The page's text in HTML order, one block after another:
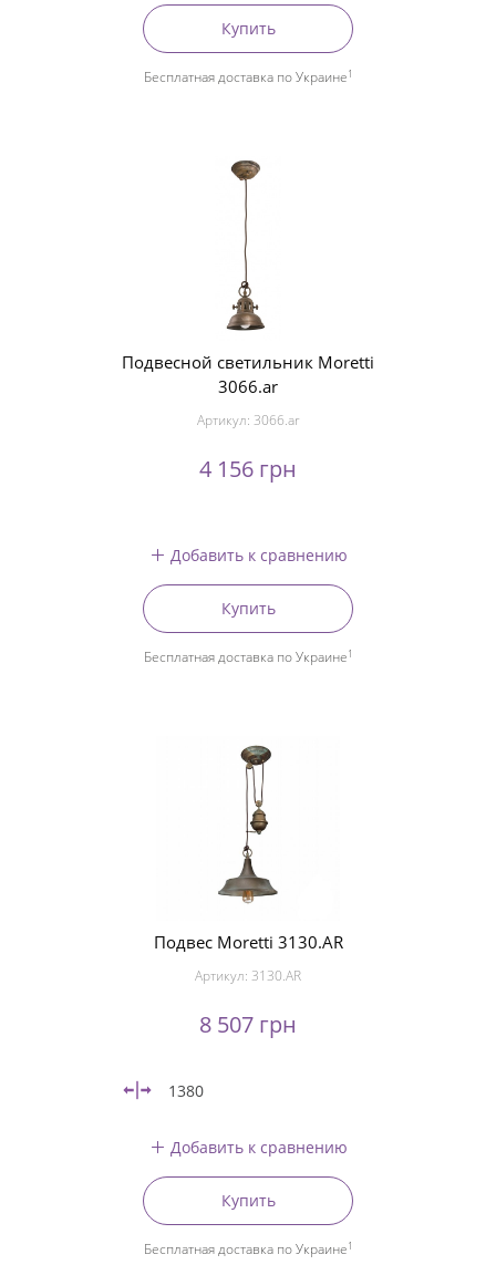
Купить
Бесплатная доставка по Украине1
Подвесной светильник Moretti
3066.ar
Артикул: 3066.ar
4 156 грн
Добавить к сравнению
Купить
Бесплатная доставка по Украине1
Подвес Moretti 3130.AR
Артикул: 3130.AR
8 507 грн
1380
Добавить к сравнению
Купить
Бесплатная доставка по Украине1